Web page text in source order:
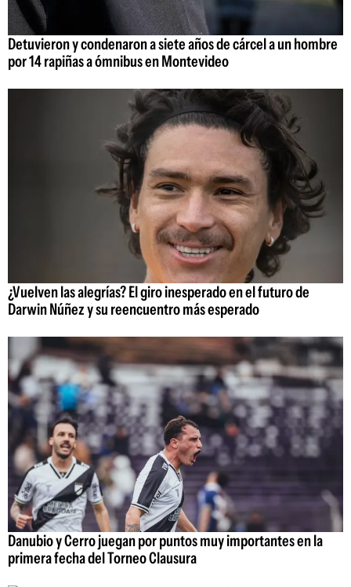
Detuvieron y condenaron a siete años de cárcel a un hombre
por 14 rapiñas a ómnibus en Montevideo
¿Vuelven las alegrías? El giro inesperado en el futuro de
Darwin Núñez y su reencuentro más esperado
Danubio y Cerro juegan por puntos muy importantes en la
primera fecha del Torneo Clausura